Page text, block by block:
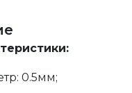
0.5мм;